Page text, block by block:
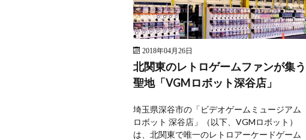
2018年04月26日
北関東のレトロゲームファンが集う
聖地「VGMロボット深谷店」
埼玉県深谷市の「ビデオゲームミュージアム
ロボット 深谷店」（以下、VGMロボット）
は、北関東で唯一のレトロアーケードゲーム